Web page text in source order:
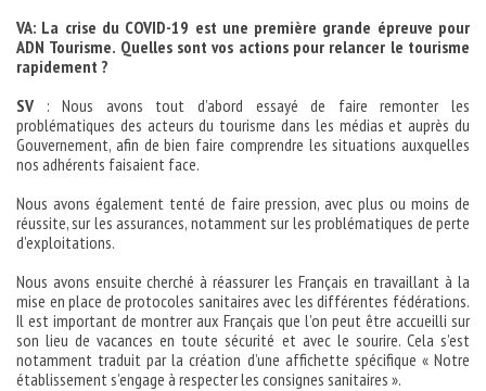
VA: La crise du COVID-19 est une première grande épreuve pour
ADN Tourisme. Quelles sont vos actions pour relancer le tourisme
rapidement ?
SV : Nous avons tout d’abord essayé de faire remonter les
problématiques des acteurs du tourisme dans les médias et auprès du
Gouvernement, afin de bien faire comprendre les situations auxquelles
nos adhérents faisaient face.
Nous avons également tenté de faire pression, avec plus ou moins de
réussite, sur les assurances, notamment sur les problématiques de perte
d’exploitations.
Nous avons ensuite cherché à réassurer les Français en travaillant à la
mise en place de protocoles sanitaires avec les différentes fédérations.
Il est important de montrer aux Français que l’on peut être accueilli sur
son lieu de vacances en toute sécurité et avec le sourire. Cela s’est
notamment traduit par la création d’une affichette spécifique « Notre
établissement s’engage à respecter les consignes sanitaires ».